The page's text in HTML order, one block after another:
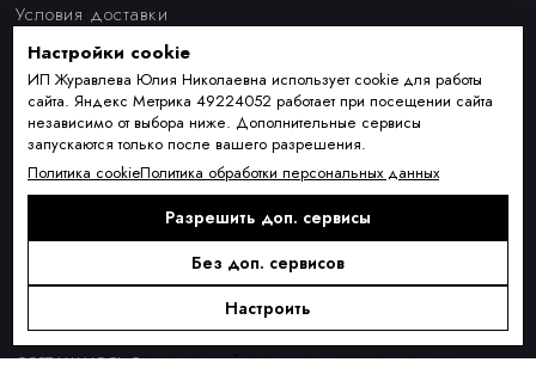
Условия доставки
Оплата и рассрочка
Обмен и возврат товара
Контакты
О КОМПАНИИ
О нас
ПОДПИСКА
Новинки сезона, акции и предложения
Я ДАЮ СОГЛАСИЕ НА ОБРАБОТКУ ПЕРСОНАЛЬНЫХ ДАННЫХ И
СОГЛАШАЮСЬ СПОЛИТИКОЙ ОБРАБОТКИ ПЕРСОНАЛЬНЫХ
Настройки cookie
ИП Журавлева Юлия Николаевна использует cookie для работы
сайта. Яндекс Метрика 49224052 работает при посещении сайта
независимо от выбора ниже. Дополнительные сервисы
запускаются только после вашего разрешения.
Политика cookieПолитика обработки персональных данных
Разрешить доп. сервисы
Без доп. сервисов
Настроить